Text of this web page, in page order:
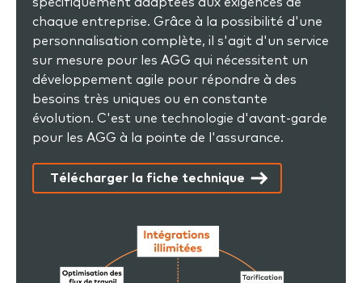
chaque entreprise. Grâce à la possibilité d'une
personnalisation complète, il s'agit d'un service
sur mesure pour les AGG qui nécessitent un
développement agile pour répondre à des
besoins très uniques ou en constante
évolution. C'est une technologie d'avant-garde
pour les AGG à la pointe de l'assurance.
Télécharger la fiche technique